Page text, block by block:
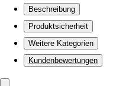
Beschreibung
Produktsicherheit
Weitere Kategorien
Kundenbewertungen